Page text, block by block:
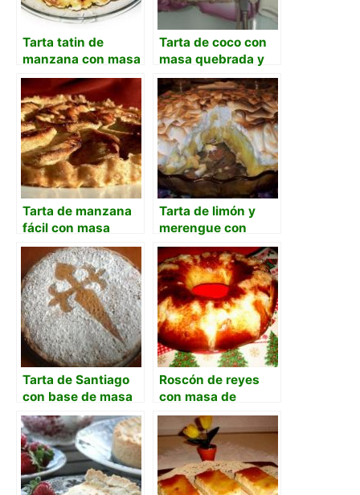
Tarta tatin de
manzana con masa
quebrada casera
Tarta de coco con
masa quebrada y
crema de coco
Tarta de manzana
fácil con masa
quebrada
Tarta de limón y
merengue con
masa quebrada y
nata
Tarta de Santiago
con base de masa
quebrada
Roscón de reyes
con masa de
arranque